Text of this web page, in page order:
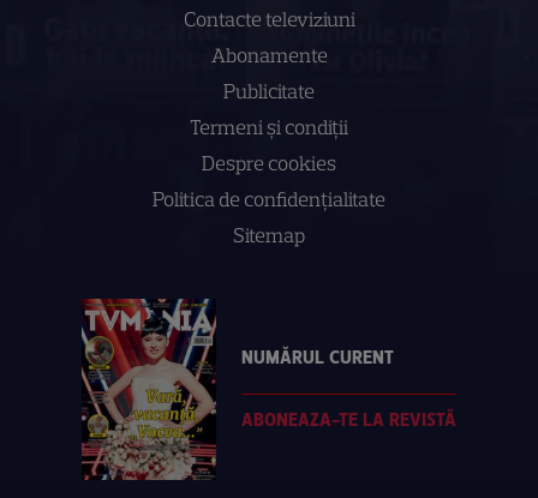
Contacte televiziuni
Abonamente
Publicitate
Termeni și condiții
Despre cookies
Politica de confidenţialitate
Sitemap
NUMĂRUL CURENT
ABONEAZA-TE LA REVISTĂ